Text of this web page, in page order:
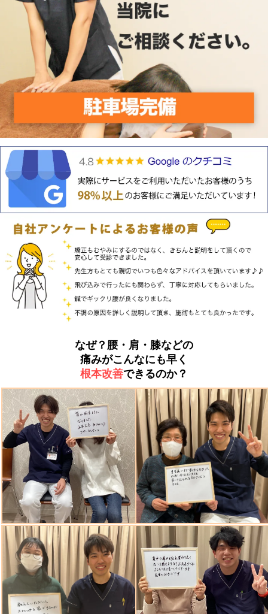
なぜ？腰・肩・膝などの
痛みがこんなにも早く
根本改善できるのか？